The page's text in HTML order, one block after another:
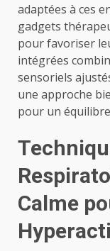
adaptées à ces
gadgets
pour favoriser
intégrées
sensoriels
une approche
pour un
Calme